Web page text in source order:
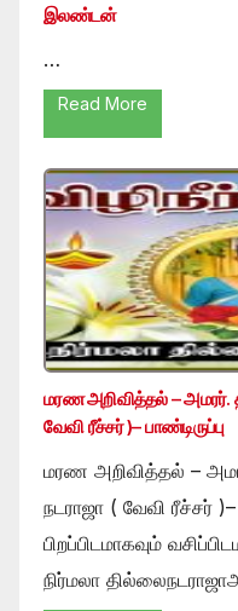
இலண்டன்
…
Read More
மரண அறிவித்தல் – அமரர்.
வேவி ரீச்சர் )– பாண்டிருப்பு
மரண அறிவித்தல் –
நடராஜா ( வேவி ரீச்சர் )–
பிறப்பிடமாகவும்
நிர்மலா